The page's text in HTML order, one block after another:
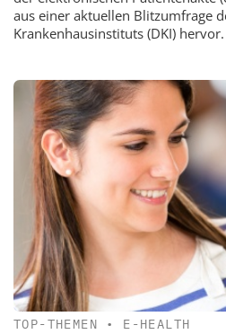
aus einer aktuellen Blitzumfrage
Krankenhausinstituts (DKI) hervor.
TOP-THEMEN • E-HEALTH